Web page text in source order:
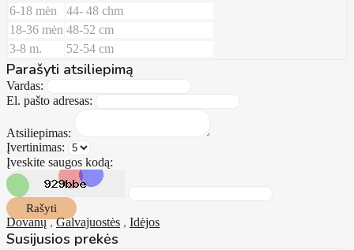
6-18 mėn
44- 48 chm
18-36 mėn 48-52 cm
3-8 m.
52-54 cm
Parašyti atsiliepimą
Vardas:
El. pašto adresas:
Atsiliepimas:
Įvertinimas:
Įveskite saugos kodą:
Rašyti
Dovanų,Galvajuostės , Idėjos
Susijusios prekės